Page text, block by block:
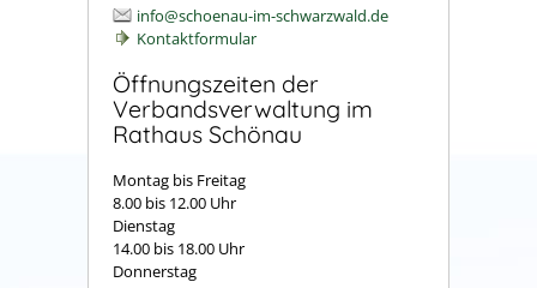
info@schoenau-im-schwarzwald.de
Kontaktformular
Öffnungszeiten der
Verbandsverwaltung im
Rathaus Schönau
Montag bis Freitag
8.00 bis 12.00 Uhr
Dienstag
14.00 bis 18.00 Uhr
Donnerstag